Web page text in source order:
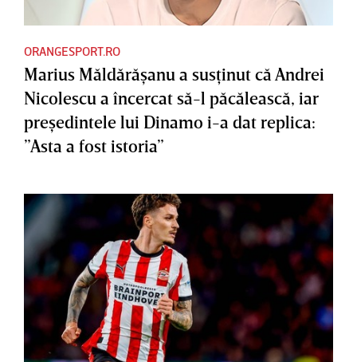
ORANGESPORT.RO
Marius Măldărăşanu a susţinut că Andrei
Nicolescu a încercat să-l păcălească, iar
preşedintele lui Dinamo i-a dat replica:
”Asta a fost istoria”